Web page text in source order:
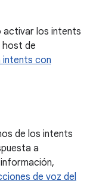
activar los intents
host de
intents con
de los intents
a
de voz del